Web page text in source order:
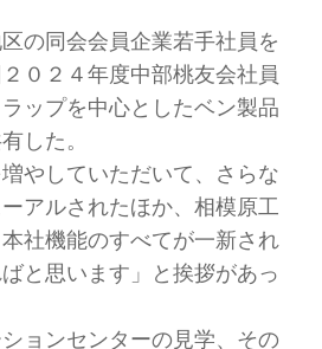
の同会会員企業若手社員を
０２４年度中部桃友会社員
ップを中心としたベン製品
した。
やしていただいて、さらな
アルされたほか、相模原工
社機能のすべてが一新され
と思います」と挨拶があっ
ョンセンターの見学、その